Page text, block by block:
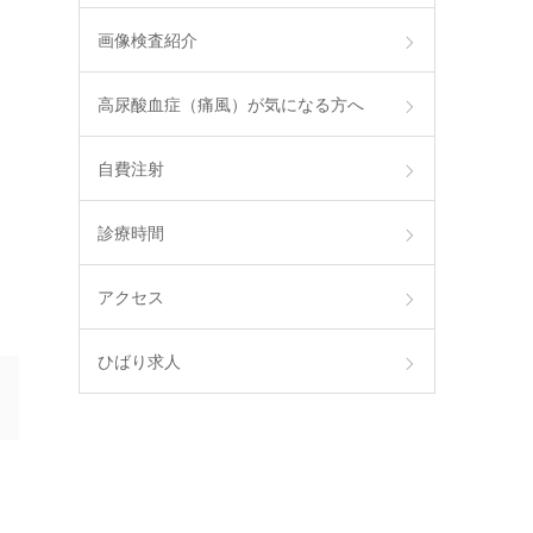
画像検査紹介
高尿酸血症（痛風）が気になる方へ
自費注射
診療時間
アクセス
ひばり求人